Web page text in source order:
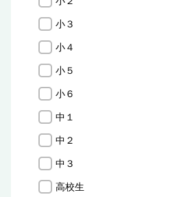
小３
小４
小５
小６
中１
中２
中３
高校生